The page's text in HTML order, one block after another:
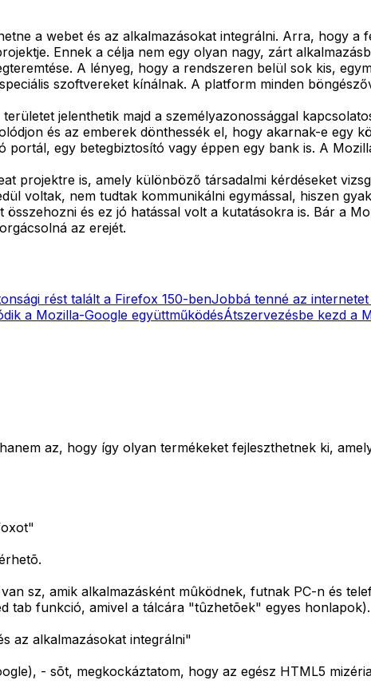
a webet és az alkalmazásokat integrálni. Arra, hogy
Ennek a célja nem egy olyan nagy, zárt
A lényeg, hogy a rendszeren belül sok kis,
szoftvereket kínálnak. A platform minden
jelenthetik majd a személyazonossággal
és az emberek dönthessék el, hogy akarnak-e egy
egy betegbiztosító vagy éppen egy bank is. A
projektre is, amely különböző társadalmi kérdéseket
voltak, nem tudtak kommunikálni egymással, hiszen
és ez jó hatással volt a kutatásokra is. Bár a
az erejét.
rést talált a Firefox 150-benJobbá tenné az
a Mozilla-Google együttműködésÁtszervezésbe kezd a
az, hogy így olyan termékeket fejleszthetnek ki,
sz, amik alkalmazásként mûködnek, futnak PC-n és
tab funkció, amivel a tálcára "tûzhetõek" egyes honlapok).
az alkalmazásokat integrálni"
- sõt, megkockáztatom, hogy az egész HTML5